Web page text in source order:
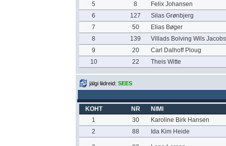
5
8
Felix Johansen
6
127
Silas Grønbjerg
7
50
Elias Bøger
8
139
Villads Bolving Wils
9
20
Carl Dalhoff Ploug
10
22 Theis Witte
jälgi liidreid: SEES
KOHT NR
NIMI
1
30
Karoline Birk Hansen
2
88 Ida Kim Heide